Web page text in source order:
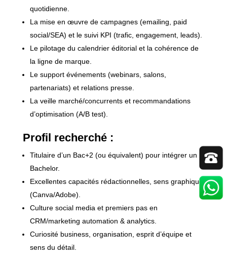
quotidienne.
La mise en œuvre de campagnes (emailing, paid
social/SEA) et le suivi KPI (trafic, engagement, leads).
Le pilotage du calendrier éditorial et la cohérence de
la ligne de marque.
Le support événements (webinars, salons,
partenariats) et relations presse.
La veille marché/concurrents et recommandations
d’optimisation (A/B test).
Profil recherché :
Titulaire d’un Bac+2 (ou équivalent) pour intégrer un
Bachelor.
Excellentes capacités rédactionnelles, sens graphique
(Canva/Adobe).
Culture social media et premiers pas en
CRM/marketing automation & analytics.
Curiosité business, organisation, esprit d’équipe et
sens du détail.